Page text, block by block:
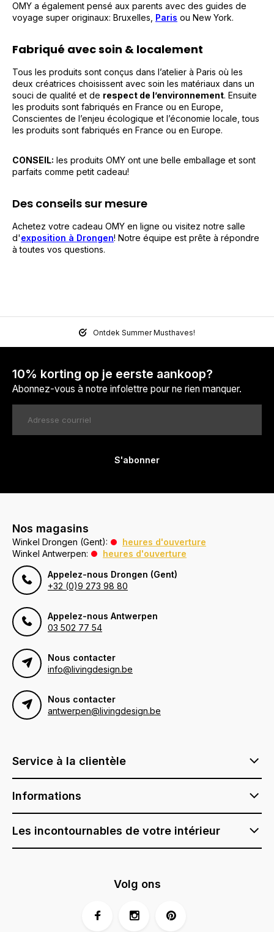
OMY a également pensé aux parents avec des guides de
voyage super originaux: Bruxelles, Paris ou New York.
Fabriqué avec soin & localement
Tous les produits sont conçus dans l’atelier à Paris où les
deux créatrices choisissent avec soin les matériaux dans un
souci de qualité et de respect de l’environnement. Ensuite
les produits sont fabriqués en France ou en Europe,
Conscientes de l’enjeu écologique et l’économie locale, tous
les produits sont fabriqués en France ou en Europe.
CONSEIL: les produits OMY ont une belle emballage et sont
parfaits comme petit cadeau!
Des conseils sur mesure
Achetez votre cadeau OMY en ligne ou visitez notre salle
d'exposition à Drongen! Notre équipe est prête à répondre
à toutes vos questions.
Ontdek Summer Musthaves!
10% korting op je eerste aankoop?
Abonnez-vous à notre infolettre pour ne rien manquer.
S'abonner
Nos magasins
Winkel Drongen (Gent):
heures d'ouverture
Winkel Antwerpen:
heures d'ouverture
Appelez-nous Drongen (Gent)
+32 (0)9 273 98 80
Appelez-nous Antwerpen
03 502 77 54
Nous contacter
info@livingdesign.be
Nous contacter
antwerpen@livingdesign.be
Service à la clientèle
Informations
Les incontournables de votre intérieur
Volg ons